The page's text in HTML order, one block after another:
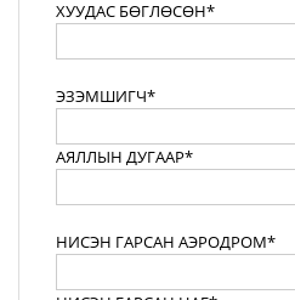
ХУУДАС БӨГЛӨСӨН*
ЭЗЭМШИГЧ*
АЯЛЛЫН ДУГААР*
НИСЭН ГАРСАН АЭРОДРОМ*